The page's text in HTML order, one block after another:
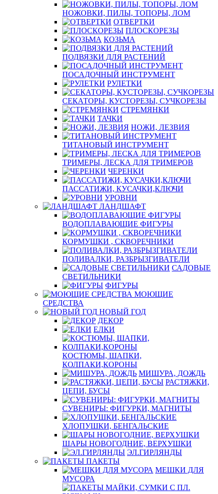
НОЖОВКИ, ПИЛЫ, ТОПОРЫ, ЛОМ
ОТВЕРТКИ
ПЛОСКОРЕЗЫ
КОЗЬМА
ПОДВЯЗКИ ДЛЯ РАСТЕНИЙ
ПОСАДОЧНЫЙ ИНСТРУМЕНТ
РУЛЕТКИ
СЕКАТОРЫ, КУСТОРЕЗЫ, СУЧКОРЕЗЫ
СТРЕМЯНКИ
ТАЧКИ
НОЖИ, ЛЕЗВИЯ
ТИТАНОВЫЙ ИНСТРУМЕНТ
ТРИМЕРЫ, ЛЕСКА ДЛЯ ТРИМЕРОВ
ЧЕРЕНКИ
ПАССАТИЖИ, КУСАЧКИ,КЛЮЧИ
УРОВНИ
ЛАНДШАФТ
ВОДОПЛАВАЮЩИЕ ФИГУРЫ
КОРМУШКИ , СКВОРЕЧНИКИ
ПОЛИВАЛКИ, РАЗБРЫЗГИВАТЕЛИ
САДОВЫЕ
СВЕТИЛЬНИКИ
ФИГУРЫ
МОЮЩИЕ
СРЕДСТВА
НОВЫЙ ГОД
ДЕКОР
ЕЛКИ
КОСТЮМЫ, ШАПКИ,
КОЛПАКИ,КОРОНЫ
МИШУРА, ДОЖДЬ
РАСТЯЖКИ,
ЦЕПИ, БУСЫ
СУВЕНИРЫ: ФИГУРКИ, МАГНИТЫ
ХЛОПУШКИ, БЕНГАЛЬСКИЕ
ШАРЫ НОВОГОДНИЕ, ВЕРХУШКИ
ЭЛ.ГИРЛЯНДЫ
ПАКЕТЫ
МЕШКИ ДЛЯ
МУСОРА